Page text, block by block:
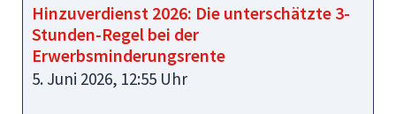
Hinzuverdienst 2026: Die unterschätzte 3-
Stunden-Regel bei der
Erwerbsminderungsrente
5. Juni 2026, 12:55 Uhr